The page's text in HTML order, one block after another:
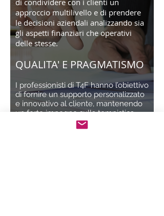
di condividere con i clienti un
approccio multilivello e di prendere
le decisioni aziendali analizzando sia
gli aspetti finanziari che operativi
delle stesse.
QUALITA' E PRAGMATISMO
I professionisti di T4F hanno l’obiettivo
di fornire un supporto personalizzato
e innovativo al cliente, mantenendo
un forte impegno sulla tempistica
condivisa del processo.